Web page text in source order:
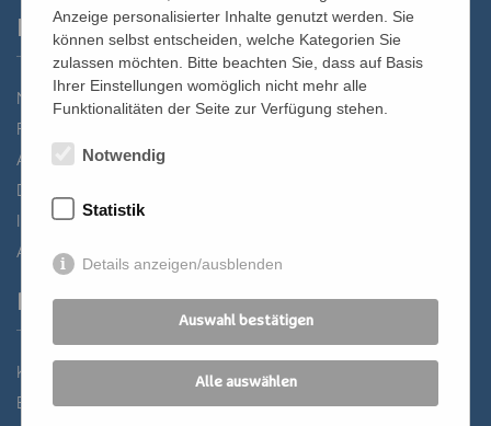
Links
Newsletter
Förderverein
Anreise
Datenschutz
Impressum
AGB
Partner
Katholisches Bildungswerk Wien
Bildung Regional
Anzeige personalisierter Inhalte genutzt werden. Sie
können selbst entscheiden, welche Kategorien Sie
zulassen möchten. Bitte beachten Sie, dass auf Basis
Ihrer Einstellungen womöglich nicht mehr alle
Funktionalitäten der Seite zur Verfügung stehen.
Notwendig
Statistik
Details anzeigen/ausblenden
Auswahl bestätigen
Alle auswählen